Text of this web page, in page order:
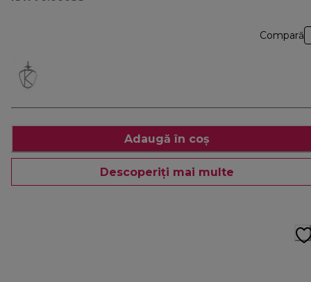
Compară
Adaugă în coș
Descoperiți mai multe